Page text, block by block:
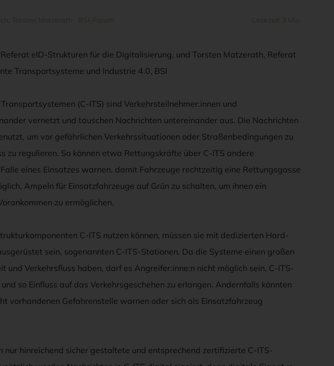
eID-Strukturen für die Digitalisierung, und Torsten Matzerath, Referat
Transportsysteme und Industrie 4.0, BSI
(C-ITS) sind Verkehrsteilnehmer:innen und
vernetzt und tauschen Nachrichten untereinander aus. Die Nachrichten
um vor gefährlichen Verkehrssituationen oder Straßenbedingungen zu
zu regulieren. So können etwa Rettungskräfte über C-ITS andere
eines Einsatzes warnen, damit Fahrzeuge rechtzeitig eine Rettungsgasse
Ampeln für Einsatzfahrzeuge auf Grün zu schalten, um ihnen ein
zu ermöglichen.
C-ITS nutzen können, müssen sie mit dedizierten Hard-
sein, sogenannten C-ITS-Stationen. Da die Systeme einen großen
und Verkehrsfluss haben, darf es Angreifer:inne:n nicht möglich sein, C-ITS-
so Einfluss auf das Verkehrsgeschehen zu erlangen. Andernfalls könnten
vorhandenen Gefahrenstelle warnen oder sich als Einsatzfahrzeug
nur hinreichend sicher gestaltete und entsprechend zertifizierte C-ITS-